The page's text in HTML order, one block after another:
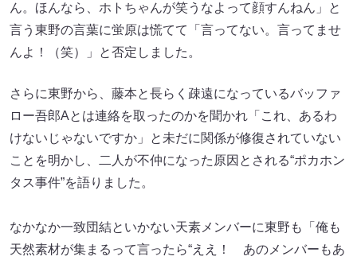
ん。ほんなら、ホトちゃんが笑うなよって顔すんねん」と
言う東野の言葉に蛍原は慌てて「言ってない。言ってませ
んよ！（笑）」と否定しました。
さらに東野から、藤本と長らく疎遠になっているバッファ
ロー吾郎Aとは連絡を取ったのかを聞かれ「これ、あるわ
けないじゃないですか」と未だに関係が修復されていない
ことを明かし、二人が不仲になった原因とされる“ポカホン
タス事件”を語りました。
なかなか一致団結といかない天素メンバーに東野も「俺も
天然素材が集まるって言ったら“ええ！ あのメンバーもあ